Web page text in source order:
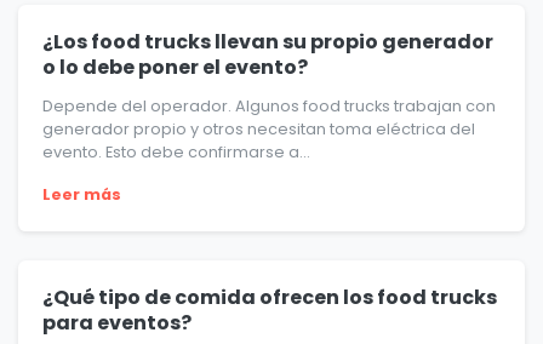
¿Los food trucks llevan su propio generador
o lo debe poner el evento?
Depende del operador. Algunos food trucks trabajan con
generador propio y otros necesitan toma eléctrica del
evento. Esto debe confirmarse a...
Leer más
¿Qué tipo de comida ofrecen los food trucks
para eventos?